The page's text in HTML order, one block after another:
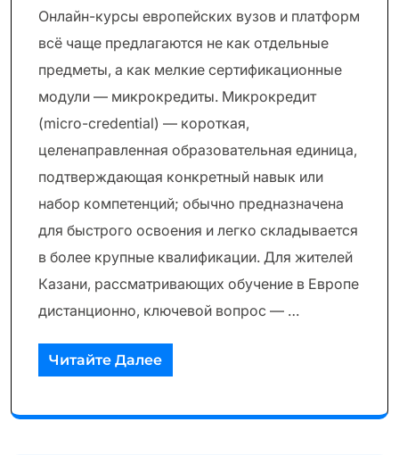
Онлайн-курсы европейских вузов и платформ
всё чаще предлагаются не как отдельные
предметы, а как мелкие сертификационные
модули — микрокредиты. Микрокредит
(micro-credential) — короткая,
целенаправленная образовательная единица,
подтверждающая конкретный навык или
набор компетенций; обычно предназначена
для быстрого освоения и легко складывается
в более крупные квалификации. Для жителей
Казани, рассматривающих обучение в Европе
дистанционно, ключевой вопрос — …
Читайте Далее